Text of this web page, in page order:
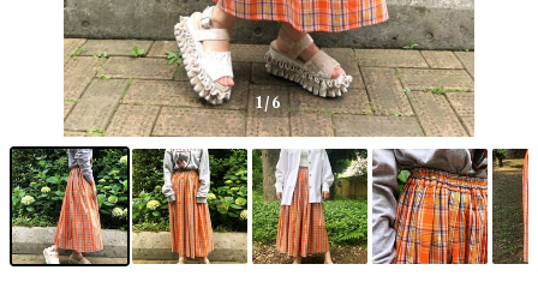
1/6